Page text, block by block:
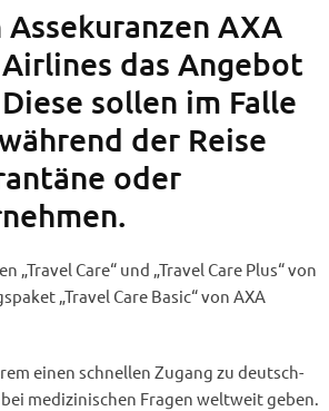
AXA
das Angebot
sollen im Falle
der Reise
oder
Care“ und „Travel Care Plus“ von
„Travel Care Basic“ von AXA
einen schnellen Zugang zu deutsch-
medizinischen Fragen weltweit geben.